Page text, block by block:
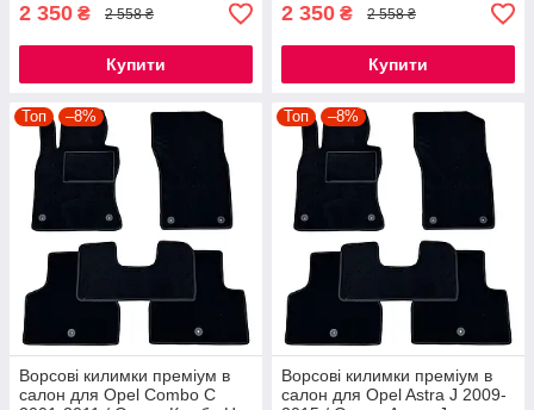
2 350 ₴ 2 558 ₴
Купити
2 350 ₴ 2 558 ₴
Купити
Топ –8%
Ворсові килимки преміум в
салон для Opel Combo C
Топ –8%
Ворсові килимки преміум в
салон для Opel Astra J 2009-